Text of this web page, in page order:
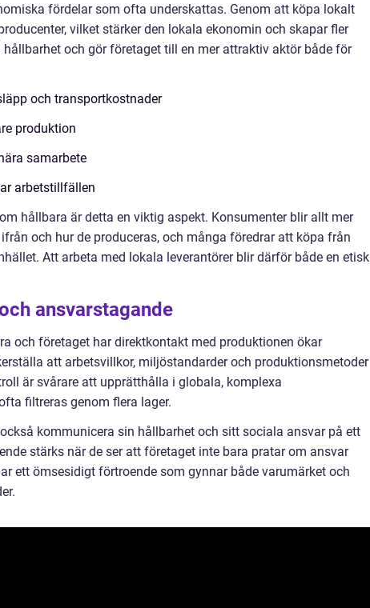
fördelar som ofta underskattas. Genom att köpa lokalt
vilket stärker den lokala ekonomin och skapar fler
och gör företaget till en mer attraktiv aktör både för
och transportkostnader
produktion
samarbete
arbetstillfällen
hållbara är detta en viktig aspekt. Konsumenter blir allt mer
och hur de produceras, och många föredrar att köpa från
Att arbeta med lokala leverantörer blir därför både en etisk
ansvarstagande
och företaget har direktkontakt med produktionen ökar
att arbetsvillkor, miljöstandarder och produktionsmetoder
är svårare att upprätthålla i globala, komplexa
filtreras genom flera lager.
kommunicera sin hållbarhet och sitt sociala ansvar på ett
stärks när de ser att företaget inte bara pratar om ansvar
ett ömsesidigt förtroende som gynnar både varumärket och